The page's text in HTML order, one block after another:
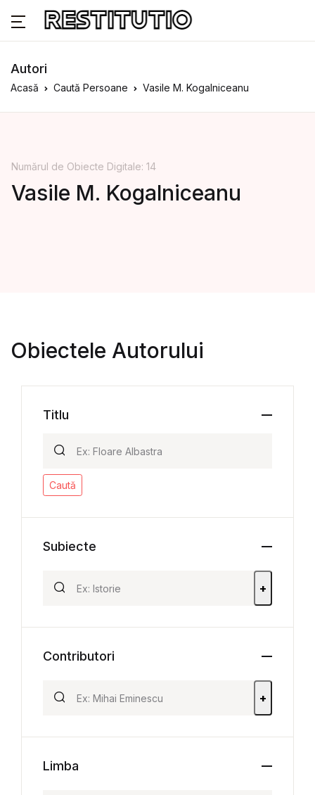
Autori
Acasă Caută Persoane Vasile M. Kogalniceanu
Numărul de Obiecte Digitale: 14
Vasile M. Kogalniceanu
Obiectele Autorului
Titlu
Caută
Subiecte
+
Contributori
+
Limba